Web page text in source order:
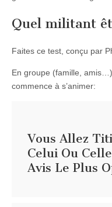
Quel militant
Faites ce test, conçu par
En groupe (famille,
commence à s’animer:
Vous Allez
Celui Ou
Avis Le Plus